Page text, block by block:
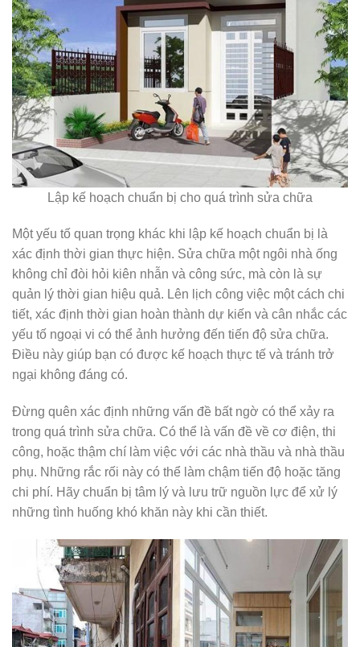
Lập kế hoạch chuẩn bị cho quá trình sửa chữa
Một yếu tố quan trọng khác khi lập kế hoạch chuẩn bị là
xác định thời gian thực hiện. Sửa chữa một ngôi nhà ống
không chỉ đòi hỏi kiên nhẫn và công sức, mà còn là sự
quản lý thời gian hiệu quả. Lên lịch công việc một cách chi
tiết, xác định thời gian hoàn thành dự kiến và cân nhắc các
yếu tố ngoại vi có thể ảnh hưởng đến tiến độ sửa chữa.
Điều này giúp bạn có được kế hoạch thực tế và tránh trở
ngại không đáng có.
Đừng quên xác định những vấn đề bất ngờ có thể xảy ra
trong quá trình sửa chữa. Có thể là vấn đề về cơ điện, thi
công, hoặc thậm chí làm việc với các nhà thầu và nhà thầu
phụ. Những rắc rối này có thể làm chậm tiến độ hoặc tăng
chi phí. Hãy chuẩn bị tâm lý và lưu trữ nguồn lực để xử lý
những tình huống khó khăn này khi cần thiết.